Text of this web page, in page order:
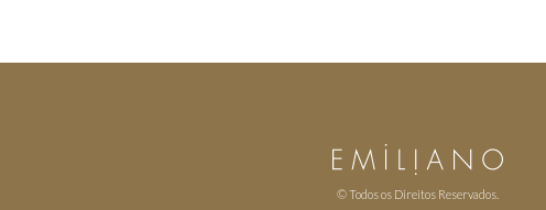
© Todos os Direitos Reservados.